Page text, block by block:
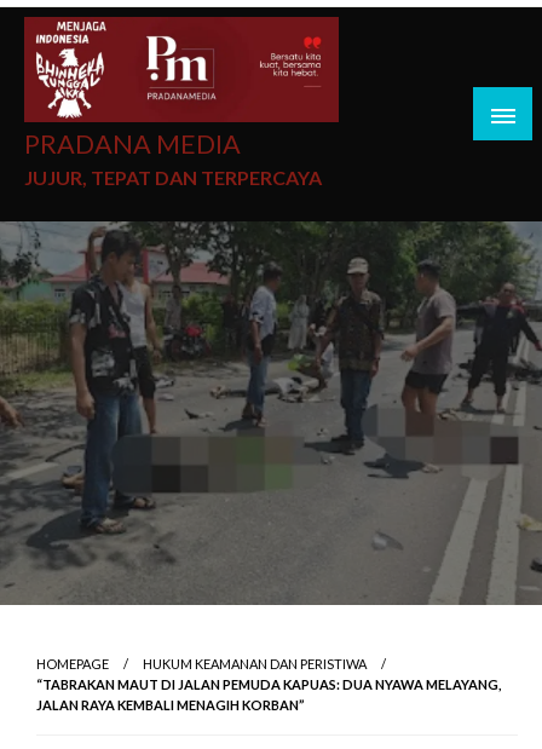
PRADANA MEDIA
JUJUR, TEPAT DAN TERPERCAYA
HOMEPAGE
HUKUM KEAMANAN DAN PERISTIWA
“TABRAKAN MAUT DI JALAN PEMUDA KAPUAS: DUA NYAWA MELAYANG,
JALAN RAYA KEMBALI MENAGIH KORBAN”